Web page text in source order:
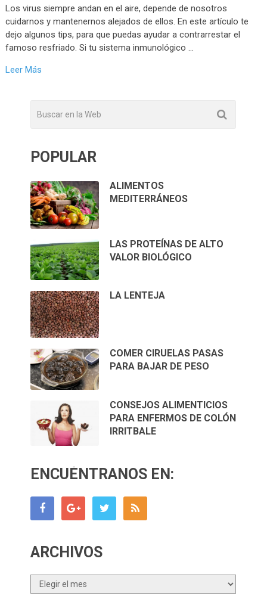
Los virus siempre andan en el aire, depende de nosotros
cuidarnos y mantenernos alejados de ellos. En este artículo te
dejo algunos tips, para que puedas ayudar a contrarrestar el
famoso resfriado. Si tu sistema inmunológico …
Leer Más
POPULAR
ALIMENTOS
MEDITERRÁNEOS
LAS PROTEÍNAS DE ALTO
VALOR BIOLÓGICO
LA LENTEJA
COMER CIRUELAS PASAS
PARA BAJAR DE PESO
CONSEJOS ALIMENTICIOS
PARA ENFERMOS DE COLÓN
IRRITBALE
ENCUÉNTRANOS EN:
ARCHIVOS
Archivos